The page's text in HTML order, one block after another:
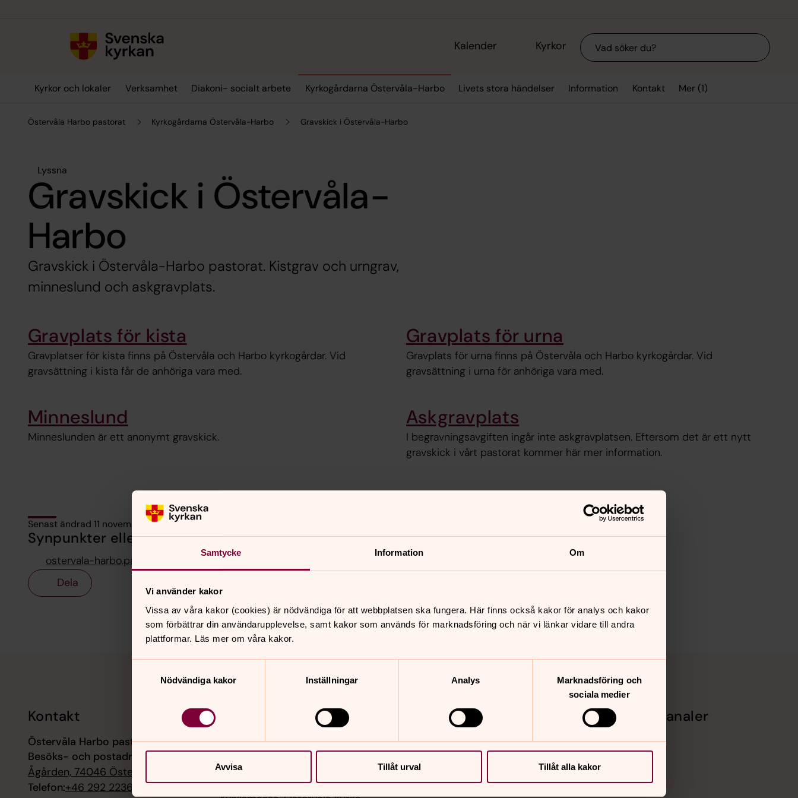
Samtycke Information Om
Vi använder kakor
Vissa av våra kakor (cookies) är nödvändiga för att webbplatsen ska fungera. Här finns också kakor för analys och kakor
som förbättrar din användarupplevelse, samt kakor som används för marknadsföring och när vi länkar vidare till andra
plattformar. Läs mer om våra kakor.
Nödvändiga kakor
Inställningar Analys
Marknadsföring och
sociala medier
Avvisa Tillåt urval Tillåt alla kakor
Kalender Kyrkor Sök
Kyrkor och lokaler Verksamhet Diakoni- socialt arbete Kyrkogårdarna Östervåla-Harbo Livets stora händelser Information Kontakt Mer (1)
Östervåla Harbo pastorat Kyrkogårdarna Östervåla-Harbo Gravskick i Östervåla-Harbo
Lyssna
Gravskick i Östervåla-
Harbo
Gravskick i Östervåla-Harbo pastorat. Kistgrav och urngrav,
minneslund och askgravplats.
Gravplats för kista
Gravplatser för kista finns på Östervåla och Harbo kyrkogårdar. Vid
gravsättning i kista får de anhöriga vara med.
Gravplats för urna
Gravplats för urna finns på Östervåla och Harbo kyrkogårdar. Vid
gravsättning i urna för anhöriga vara med.
Minneslund
Minneslunden är ett anonymt gravskick.
Askgravplats
I begravningsavgiften ingår inte askgravplatsen. Eftersom det är ett nytt
gravskick i vårt pastorat kommer här mer information.
Senast ändrad 11 november 2024
Synpunkter eller frågor på sidans innehåll?
ostervala-harbo.pastorat@svenskakyrkan.se
Dela
Kontakt
Östervåla Harbo pastorat
Besöks- och postadress:
Ågården, 74046 Östervåla
Telefon:+46 292 22360
9 augusti 11.00
Mässa, Harbo kyrka
9 augusti 18.00
Hitta snabbt
Sidkarta
Sociala kanaler
Facebook
Instagram